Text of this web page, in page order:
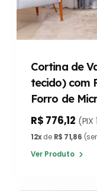
Cortina de
tecido) com
Forro de
R$ 776,12 (PIX
12xde R$ 71,86
Ver Produto